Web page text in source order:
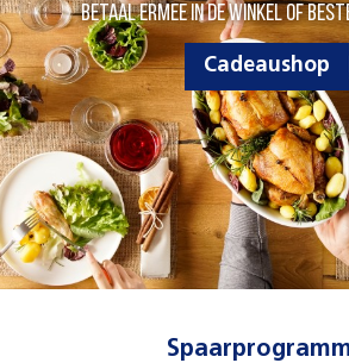
Betaal ermee in de winkel of
Cadeaushop